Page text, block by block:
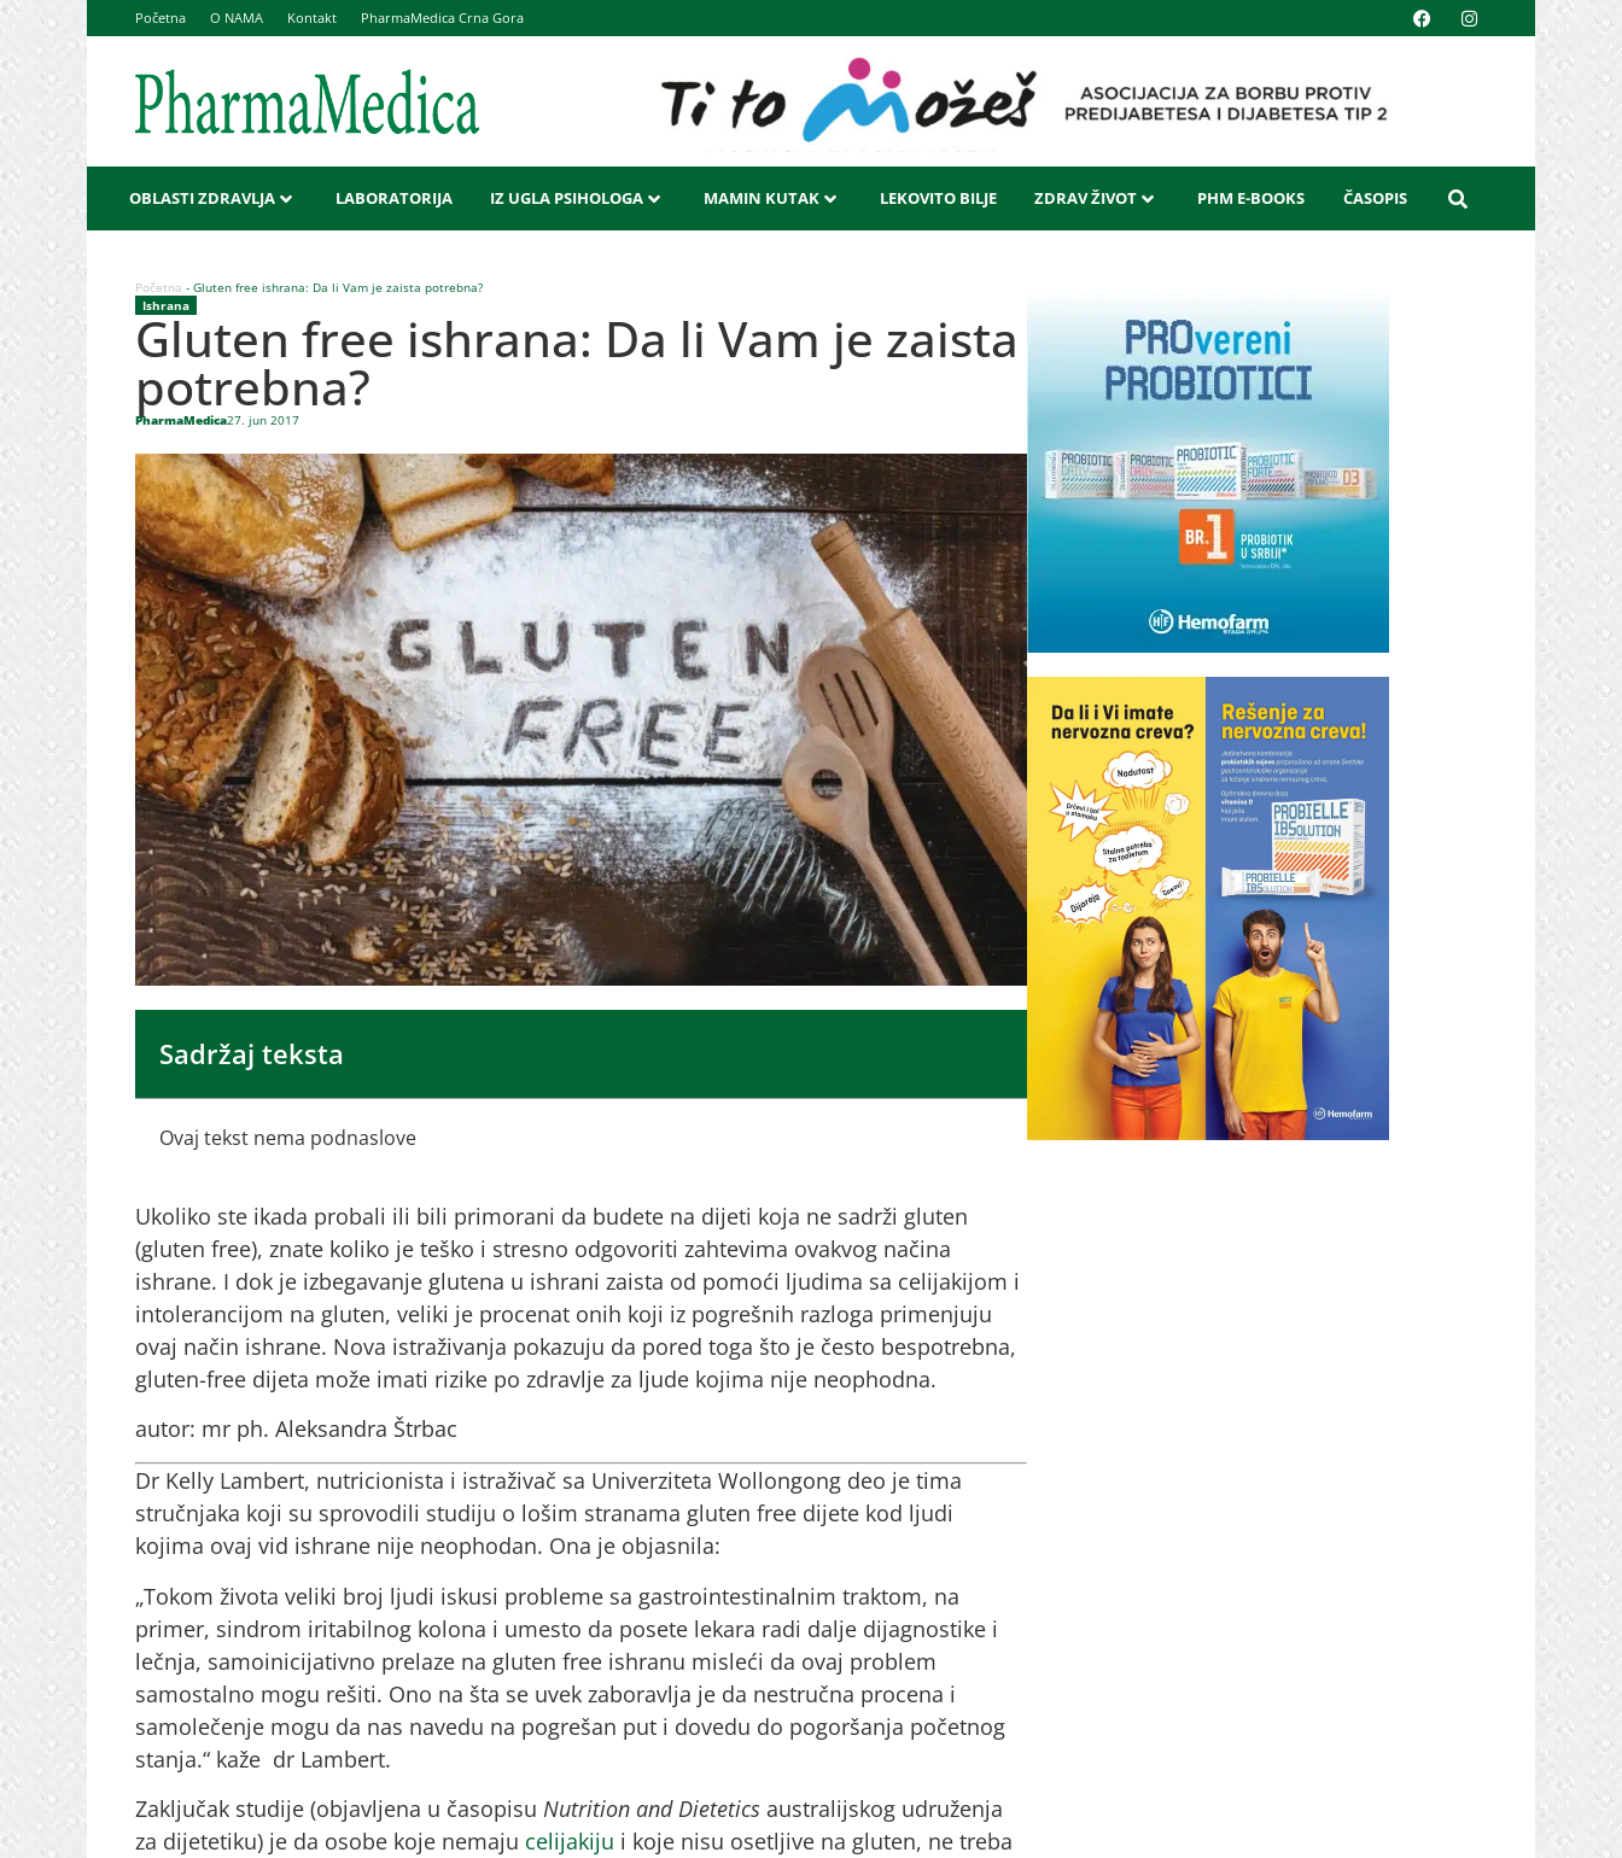
Početna O NAMA Kontakt PharmaMedica Crna Gora
OBLASTI ZDRAVLJA LABORATORIJA IZ UGLA PSIHOLOGA MAMIN KUTAK LEKOVITO BILJE ZDRAV ŽIVOT PHM E-BOOKS ČASOPIS
Početna - Gluten free ishrana: Da li Vam je zaista potrebna?
Ishrana
Gluten free ishrana: Da li Vam je zaista
potrebna?
PharmaMedica27. jun 2017
Sadržaj teksta
Ovaj tekst nema podnaslove
Ukoliko ste ikada probali ili bili primorani da budete na dijeti koja ne sadrži gluten
(gluten free), znate koliko je teško i stresno odgovoriti zahtevima ovakvog načina
ishrane. I dok je izbegavanje glutena u ishrani zaista od pomoći ljudima sa celijakijom i
intolerancijom na gluten, veliki je procenat onih koji iz pogrešnih razloga primenjuju
ovaj način ishrane. Nova istraživanja pokazuju da pored toga što je često bespotrebna,
gluten-free dijeta može imati rizike po zdravlje za ljude kojima nije neophodna.
autor: mr ph. Aleksandra Štrbac
Dr Kelly Lambert, nutricionista i istraživač sa Univerziteta Wollongong deo je tima
stručnjaka koji su sprovodili studiju o lošim stranama gluten free dijete kod ljudi
kojima ovaj vid ishrane nije neophodan. Ona je objasnila:
„Tokom života veliki broj ljudi iskusi probleme sa gastrointestinalnim traktom, na
primer, sindrom iritabilnog kolona i umesto da posete lekara radi dalje dijagnostike i
lečnja, samoinicijativno prelaze na gluten free ishranu misleći da ovaj problem
samostalno mogu rešiti. Ono na šta se uvek zaboravlja je da nestručna procena i
samolečenje mogu da nas navedu na pogrešan put i dovedu do pogoršanja početnog
stanja.“ kaže dr Lambert.
Zaključak studije (objavljena u časopisu Nutrition and Dietetics australijskog udruženja
za dijetetiku) je da osobe koje nemaju celijakiju i koje nisu osetljive na gluten, ne treba